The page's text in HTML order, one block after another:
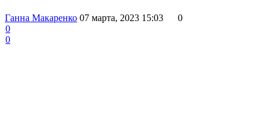
Ганна Макаренко 07 марта, 2023 15:03
0
0
0